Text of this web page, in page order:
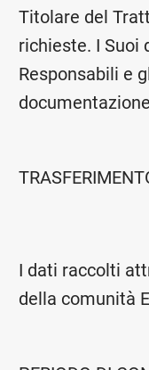
Titolare del
richieste. I Suoi
Responsabili e
I dati raccolti
della comunità